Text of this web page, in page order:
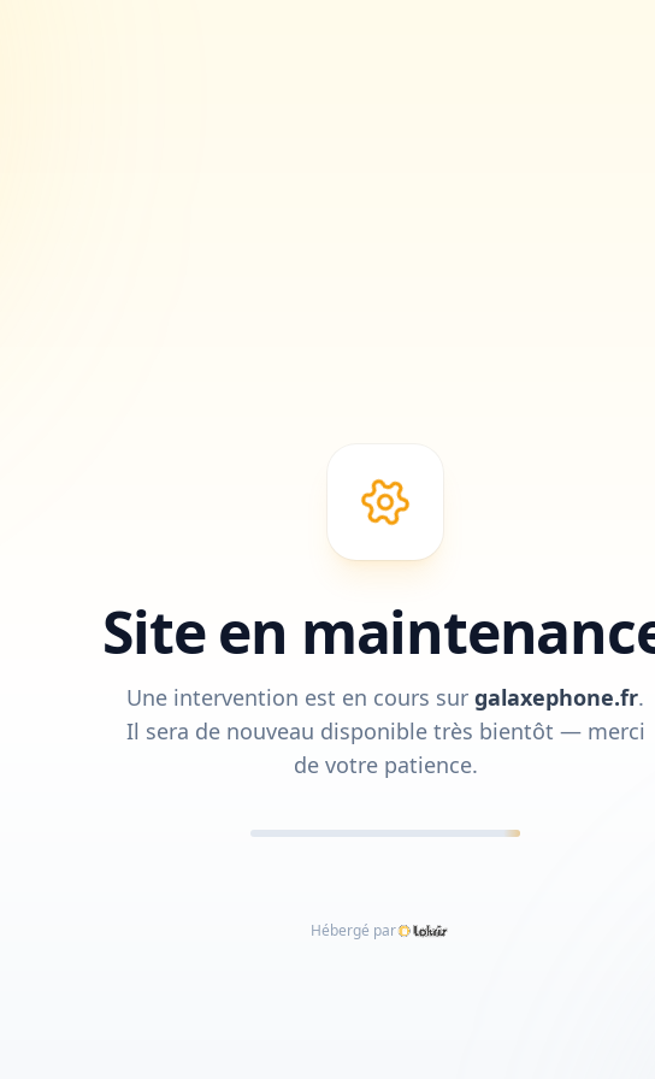
Site en
Une intervention est en cours sur galaxephone.fr.
Il sera de nouveau disponible très bientôt — merci
de votre patience.
Hébergé par